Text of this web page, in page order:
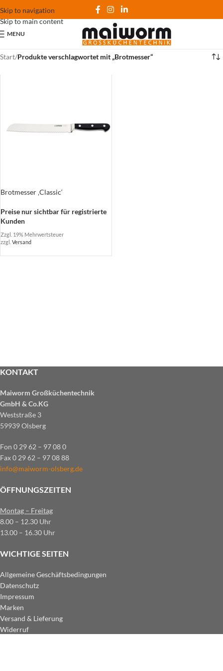
Skip to navigation
Skip to main content
MENU
Start/Produkte verschlagwortet mit „Brotmesser“
Brotmesser ‚Classic‘
Preise nur sichtbar für registrierte
Kunden
Zzgl. 19% Mehrwertsteuer
zzgl. Versand
KONTAKT
Maiworm Großküchentechnik
GmbH & Co.KG
Weststraße 3
59939 Olsberg
Fon 0 29 62 – 97 08 0
Fax 0 29 62 – 97 08 88
info@maiworm-olsberg.de
ÖFFNUNGSZEITEN
Montag – Freitag
8.00 – 12.30 Uhr
13.00 – 16.30 Uhr
WICHTIGE SEITEN
Allgemeine Geschäftsbedingungen
Datenschutz
Impressum
Marken
Versand & Lieferung
Widerruf